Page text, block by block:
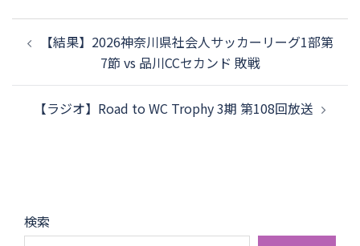
【結果】2026神奈川県社会人サッカーリーグ1部第
7節 vs 品川CCセカンド 敗戦
【ラジオ】Road to WC Trophy 3期 第108回放送
検索